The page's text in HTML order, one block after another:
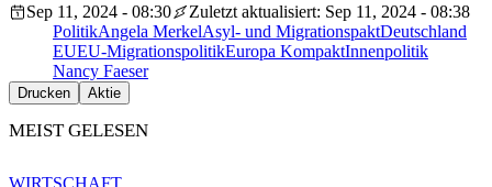
Sep 11, 2024 - 08:30
Zuletzt aktualisiert: Sep 11, 2024 - 08:38
PolitikAngela MerkelAsyl- und MigrationspaktDeutschland
EUEU-MigrationspolitikEuropa KompaktInnenpolitik
Nancy Faeser
Drucken Aktie
MEIST GELESEN